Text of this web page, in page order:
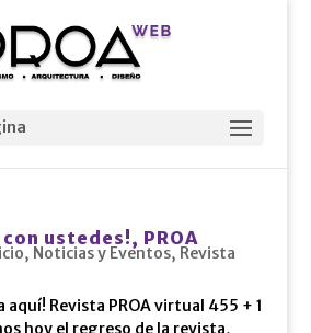
ustedes!, PROA
, Noticias y Eventos, Revista
Revista PROA virtual 455 + 1
hoy el regreso de la revista,